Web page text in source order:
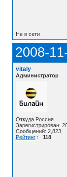
Не в сети
2008-
vitaly
Администратор
Откуда Россия
Зарегистрирован:
Сообщений: 2,823
Рейтинг: 118